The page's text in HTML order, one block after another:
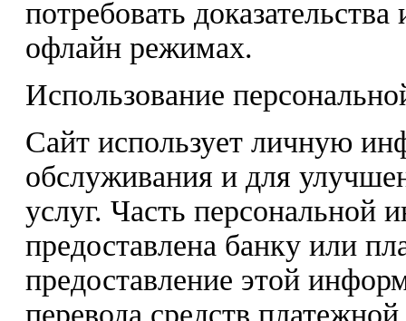
потребовать
офлайн режимах.
Использование
Сайт использует личную
обслуживания и для
услуг. Часть
предоставлена банку или
предоставление этой
перевода средств